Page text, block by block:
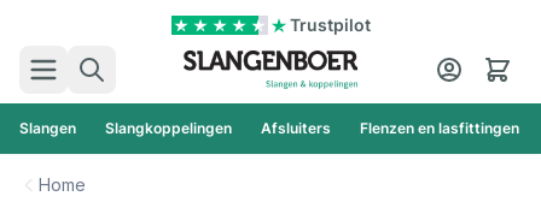
Trustpilot
Zoek
Cart
Slangen Slangkoppelingen Afsluiters Flenzen en lasfittingen
Home